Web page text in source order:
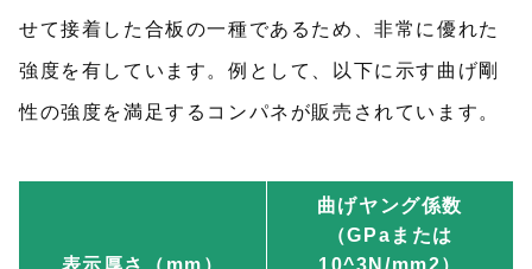
せて接着した合板の一種であるため、非常に優れた
強度を有しています。例として、以下に示す曲げ剛
性の強度を満足するコンパネが販売されています。
曲げヤング係数
（GPaまたは